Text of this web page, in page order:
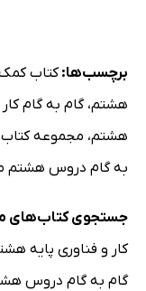
برچسب‌ها:کتاب
هشتم،گام به گام
هشتم، مجموعه کتاب
به گام دروس هشتم
جستجوی کتاب‌های
کار و فناوری پایه
گام به گام دروس